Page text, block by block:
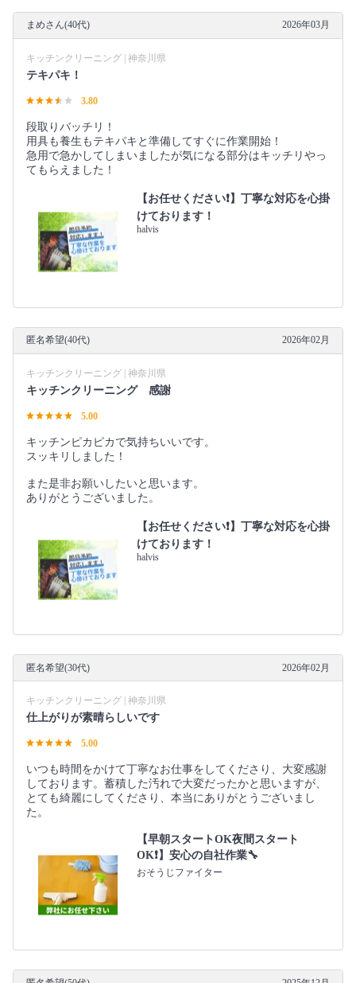
まめさん(40代) 2026年03月
キッチンクリーニング | 神奈川県
テキパキ！
3.80
段取りバッチリ！
用具も養生もテキパキと準備してすぐに作業開始！
急用で急かしてしまいましたが気になる部分はキッチリやっ
てもらえました！
【お任せください❗️】丁寧な対応を心掛
けております！
halvis
匿名希望(40代) 2026年02月
キッチンクリーニング | 神奈川県
キッチンクリーニング 感謝
5.00
キッチンピカピカで気持ちいいです。
スッキリしました！
また是非お願いしたいと思います。
ありがとうございました。
【お任せください❗️】丁寧な対応を心掛
けております！
halvis
匿名希望(30代) 2026年02月
キッチンクリーニング | 神奈川県
仕上がりが素晴らしいです
5.00
いつも時間をかけて丁寧なお仕事をしてくださり、大変感謝
しております。蓄積した汚れで大変だったかと思いますが、
とても綺麗にしてくださり、本当にありがとうございまし
た。
【早朝スタートOK夜間スタート
OK❗️】安心の自社作業🔧
おそうじファイター